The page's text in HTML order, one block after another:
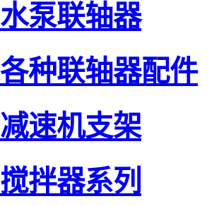
水泵联轴器
各种联轴器配件
减速机支架
搅拌器系列